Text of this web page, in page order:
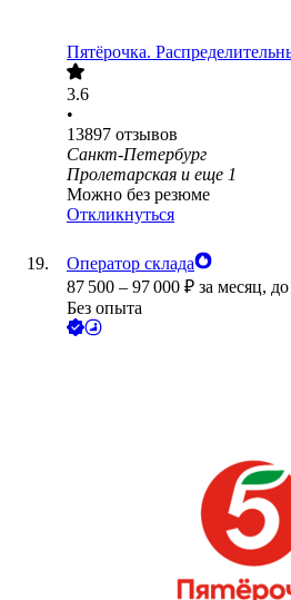
Пятёрочка.
3.6
•
13897 отзывов
Санкт-Петербург
Пролетарская и еще 1
Можно без резюме
Откликнуться
Оператор склада
87 500 – 97 000 ₽ за месяц,
Без опыта